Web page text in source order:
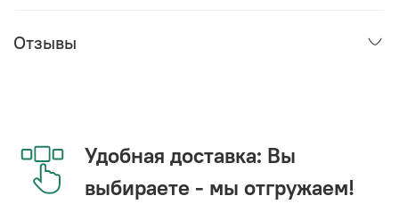
Отзывы
Удобная доставка: Вы
выбираете - мы отгружаем!